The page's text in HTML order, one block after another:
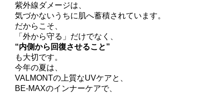
紫外線ダメージは、
気づかないうちに肌へ蓄積されています。
だからこそ、
「外から守る」だけでなく、
“内側から回復させること”
も大切です。
今年の夏は、
VALMONTの上質なUVケアと、
BE-MAXのインナーケアで、